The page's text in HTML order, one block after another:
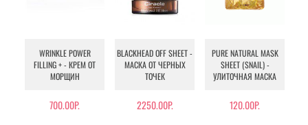
WRINKLE POWER
FILLING + - КРЕМ ОТ
МОРЩИН
700.00Р.
BLACKHEAD OFF SHEET -
МАСКА ОТ ЧЕРНЫХ
ТОЧЕК
2250.00Р.
PURE NATURAL MASK
SHEET (SNAIL) -
УЛИТОЧНАЯ МАСКА
120.00Р.